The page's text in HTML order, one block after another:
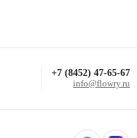
+7 (8452) 47-65-67
info@flowry.ru